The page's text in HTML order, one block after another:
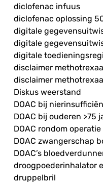
diclofenac infuus
diclofenac oplossing
digitale
digitale
digitale
disclaimer
disclaimer
Diskus weerstand
DOAC bij
DOAC bij ouderen >75
DOAC rondom
DOAC zwangerschap
DOAC’s
droogpoederinhalator
druppelbril